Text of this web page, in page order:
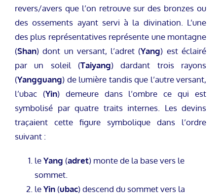
revers/avers que l’on retrouve sur des bronzes ou
des ossements ayant servi à la divination. L’une
des plus représentatives représente une montagne
(Shan) dont un versant, l’adret (Yang) est éclairé
par un soleil (Taiyang) dardant trois rayons
(Yangguang) de lumière tandis que l’autre versant,
l’ubac (Yin) demeure dans l’ombre ce qui est
symbolisé par quatre traits internes. Les devins
traçaient cette figure symbolique dans l’ordre
suivant :
leYang (adret) monte de la base vers le
sommet.
leYin(ubac) descend du sommet vers la